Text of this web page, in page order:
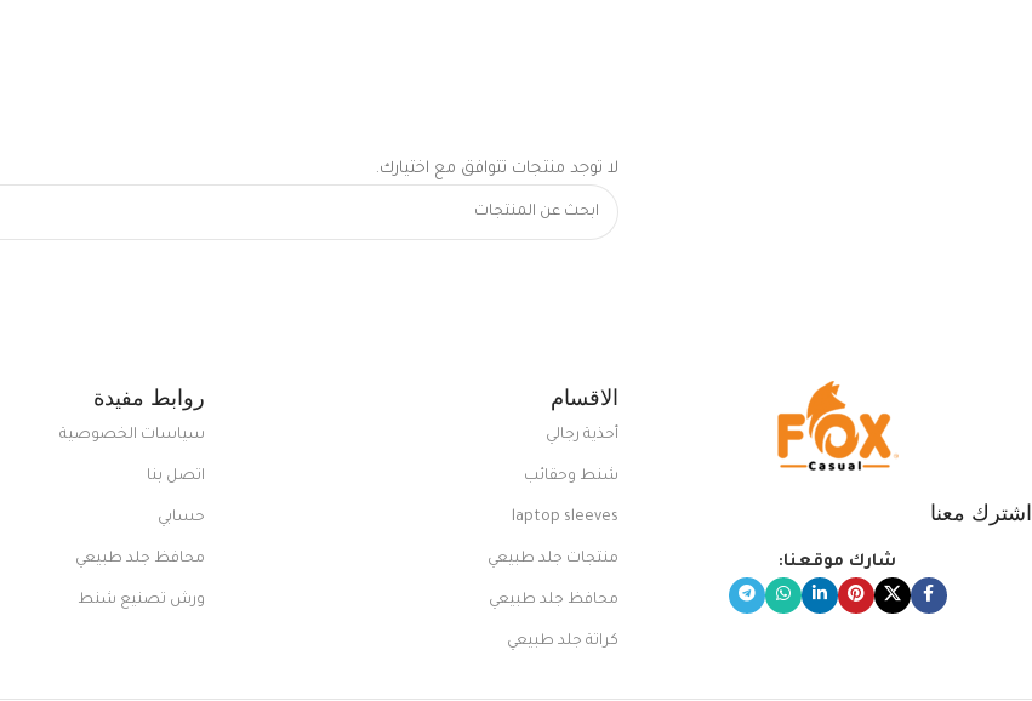
لا توجد منتجات تتوافق مع اختيارك.
اشترك معنا
شارك موقعنا:
الاقسام
أحذية رجالي
شنط وحقائب
laptop sleeves
منتجات جلد طبيعي
محافظ جلد طبيعي
كراتة جلد طبيعي
روابط مفيدة
سياسات الخصوصية
اتصل بنا
حسابي
محافظ جلد طبيعي
ورش تصنيع شنط